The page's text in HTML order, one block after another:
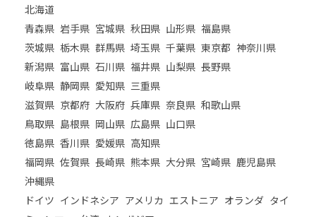
北海道
青森県 岩手県 宮城県 秋田県 山形県 福島県
茨城県 栃木県 群馬県 埼玉県 千葉県 東京都 神奈川県
新潟県 富山県 石川県 福井県 山梨県 長野県
岐阜県 静岡県 愛知県 三重県
滋賀県 京都府 大阪府 兵庫県 奈良県 和歌山県
鳥取県 島根県 岡山県 広島県 山口県
徳島県 香川県 愛媛県 高知県
福岡県 佐賀県 長崎県 熊本県 大分県 宮崎県 鹿児島県
沖縄県
ドイツ インドネシア アメリカ エストニア オランダ タイ